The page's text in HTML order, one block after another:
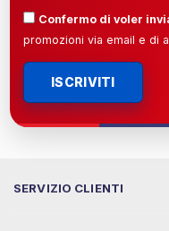
Confermo di voler
promozioni via email e di
ISCRIVITI
SERVIZIO CLIENTI